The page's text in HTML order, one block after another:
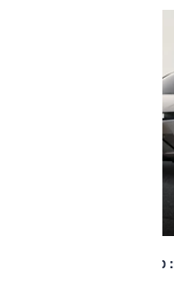
פנים: סוללה גדולה יותר וטווח